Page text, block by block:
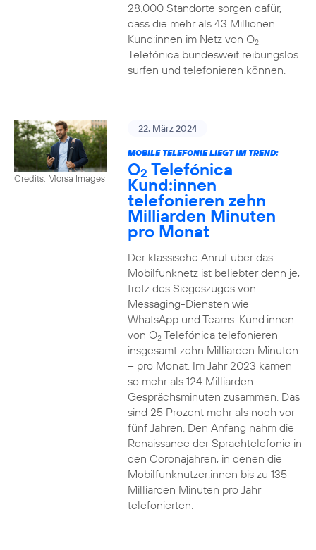
28.000 Standorte sorgen dafür,
dass die mehr als 43 Millionen
Kund:innen im Netz von O2
Telefónica bundesweit reibungslos
surfen und telefonieren können.
Credits: Morsa Images
22. März 2024
MOBILE TELEFONIE LIEGT IM TREND:
O2 Telefónica
Kund:innen
telefonieren zehn
Milliarden Minuten
pro Monat
Der klassische Anruf über das
Mobilfunknetz ist beliebter denn je,
trotz des Siegeszuges von
Messaging-Diensten wie
WhatsApp und Teams. Kund:innen
von O2Telefónica telefonieren
insgesamt zehn Milliarden Minuten
– pro Monat. Im Jahr 2023 kamen
so mehr als 124 Milliarden
Gesprächsminuten zusammen. Das
sind 25 Prozent mehr als noch vor
fünf Jahren. Den Anfang nahm die
Renaissance der Sprachtelefonie in
den Coronajahren, in denen die
Mobilfunknutzer:innen bis zu 135
Milliarden Minuten pro Jahr
telefonierten.